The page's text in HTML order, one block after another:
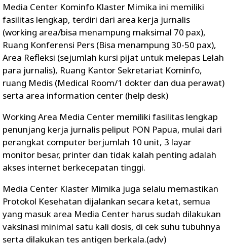
Media Center Kominfo Klaster Mimika ini memiliki
fasilitas lengkap, terdiri dari area kerja jurnalis
(working area/bisa menampung maksimal 70 pax),
Ruang Konferensi Pers (Bisa menampung 30-50 pax),
Area Refleksi (sejumlah kursi pijat untuk melepas Lelah
para jurnalis), Ruang Kantor Sekretariat Kominfo,
ruang Medis (Medical Room/1 dokter dan dua perawat)
serta area information center (help desk)
Working Area Media Center memiliki fasilitas lengkap
penunjang kerja jurnalis peliput PON Papua, mulai dari
perangkat computer berjumlah 10 unit, 3 layar
monitor besar, printer dan tidak kalah penting adalah
akses internet berkecepatan tinggi.
Media Center Klaster Mimika juga selalu memastikan
Protokol Kesehatan dijalankan secara ketat, semua
yang masuk area Media Center harus sudah dilakukan
vaksinasi minimal satu kali dosis, di cek suhu tubuhnya
serta dilakukan tes antigen berkala.(adv)